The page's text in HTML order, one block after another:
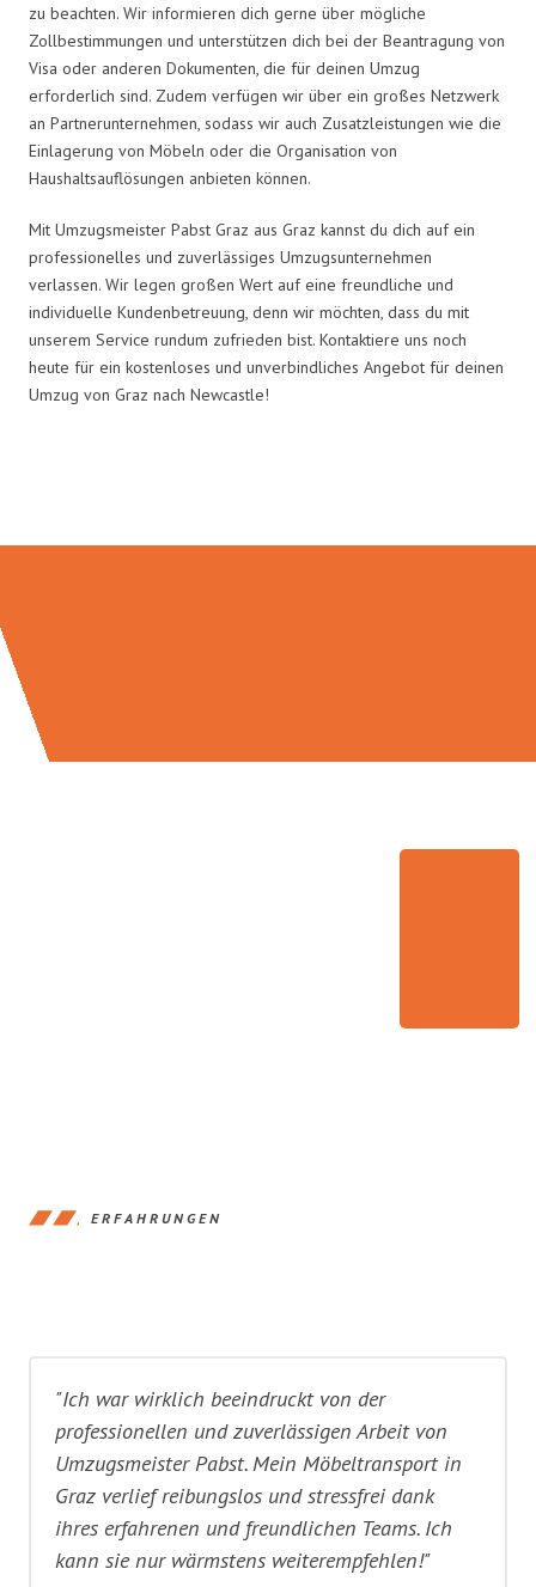
zu beachten. Wir informieren dich gerne über mögliche
Zollbestimmungen und unterstützen dich bei der Beantragung von
Visa oder anderen Dokumenten, die für deinen Umzug
erforderlich sind. Zudem verfügen wir über ein großes Netzwerk
an Partnerunternehmen, sodass wir auch Zusatzleistungen wie die
Einlagerung von Möbeln oder die Organisation von
Haushaltsauflösungen anbieten können.
Mit Umzugsmeister Pabst Graz aus Graz kannst du dich auf ein
professionelles und zuverlässiges Umzugsunternehmen
verlassen. Wir legen großen Wert auf eine freundliche und
individuelle Kundenbetreuung, denn wir möchten, dass du mit
unserem Service rundum zufrieden bist. Kontaktiere uns noch
heute für ein kostenloses und unverbindliches Angebot für deinen
Umzug von Graz nach Newcastle!
ERFAHRUNGEN
"Ich war wirklich beeindruckt von der
professionellen und zuverlässigen Arbeit von
Umzugsmeister Pabst. Mein Möbeltransport in
Graz verlief reibungslos und stressfrei dank
ihres erfahrenen und freundlichen Teams. Ich
kann sie nur wärmstens weiterempfehlen!"